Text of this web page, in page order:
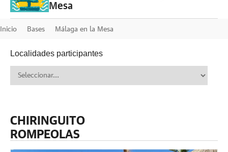
Mesa
Inicio Bases Málaga en la Mesa
Localidades participantes
CHIRINGUITO
ROMPEOLAS